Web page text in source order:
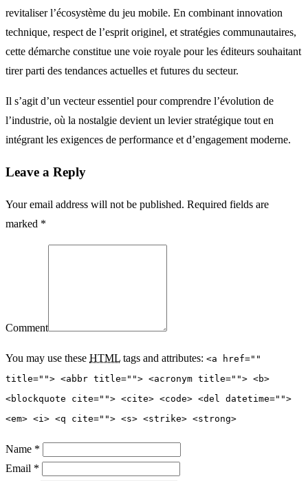
revitaliser l’écosystème du jeu mobile. En combinant innovation
technique, respect de l’esprit originel, et stratégies communautaires,
cette démarche constitue une voie royale pour les éditeurs souhaitant
tirer parti des tendances actuelles et futures du secteur.
Il s’agit d’un vecteur essentiel pour comprendre l’évolution de
l’industrie, où la nostalgie devient un levier stratégique tout en
intégrant les exigences de performance et d’engagement moderne.
Leave a Reply
Your email address will not be published. Required fields are
marked *
Comment
You may use these HTML tags and attributes: <a href=""
title=""> <abbr title=""> <acronym title=""> <b>
<blockquote cite=""> <cite> <code> <del datetime="">
<em> <i> <q cite=""> <s> <strike> <strong>
Name *
Email *